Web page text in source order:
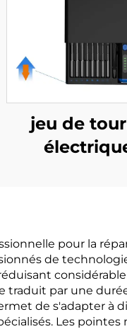
jeu de
pour la
de
traduit par une
de s'adapter à
Les